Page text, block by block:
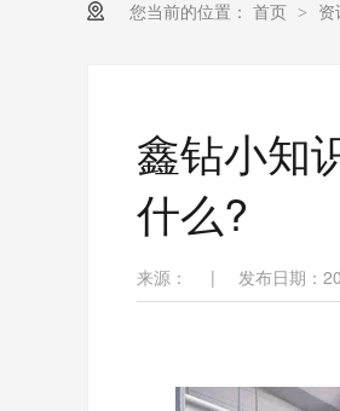
您当前的位置： 首页 > 资
鑫钻小知
什么?
来源： | 发布日期：